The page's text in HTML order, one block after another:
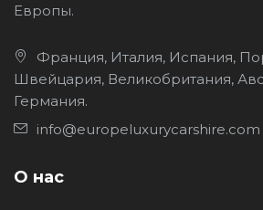
Европы.
Франция, Италия, Испания,
Швейцария, Великобритания,
Германия.
info@europeluxurycarshire.com
О нас